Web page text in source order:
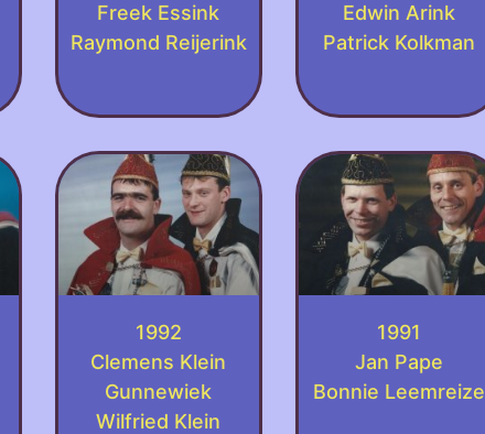
Freek Essink
Raymond Reijerink
Edwin Arink
Patrick Kolkman
1992
Clemens Klein
Gunnewiek
Wilfried Klein
1991
Jan Pape
Bonnie Leemreize